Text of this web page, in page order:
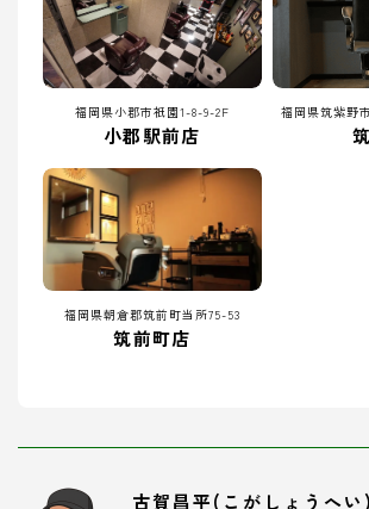
福岡県小郡市祇園1-8-9-2F
小郡駅前店
福岡県筑紫野
福岡県朝倉郡筑前町当所75-53
筑前町店
古賀昌平(こがしょうへい)